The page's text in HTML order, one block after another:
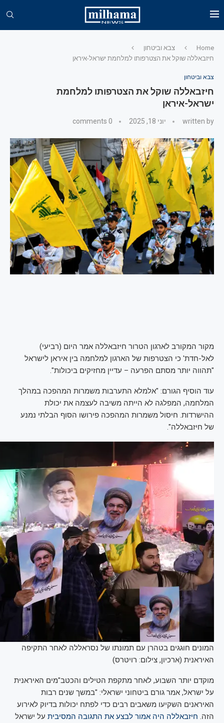
Home
צבא וביטחון
חיזבאללה שוקל את הצטרפותו למלחמת ישראל-איראן
צבא וביטחון
חיזבאללה שוקל את הצטרפותו למלחמת
ישראל-איראן
written by יוני 18, 2025 0 comments
מקור המקורב לארגון הטרור חיזבאללה אמר היום (רביעי)
לאל-חדת' כי הצטרפות של הארגון למלחמה בין איראן לישראל
"תהווה יותר מסתם הפרעה – עדיין מחזיקים ביכולות".
עוד הוסיף הגורם: "אלמלא התערבות משמרות המהפכה במהלך
המלחמה, המפלגה לא הייתה משיבה לעצמה את יכולת
ההישרדות. חיסול משמרות המהפכה פירושו הסוף הבלתי נמנע
של חיזבאללה".
המונים חוגגים בטהרן עם תמונתו של נסראללה לאחר התקיפה
האיראנית (ארכיון, צילום: רויטרס)
מוקדם יותר השבוע, לאחר מתקפת הטילים והכטב"מים האיראנית
על ישראל, אמר גורם ביטחוני ישראלי: "במשך שנים רבות
האיראנים השקיעו משאבים רבים כדי לפתח יכולות בדיוק לאירוע
הזה. חיזבאללה היה אמור לבצע את התגובה המסיבית על ישראל